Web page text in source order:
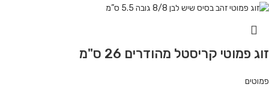
זוג פמוטי קריסטל מהודרים 26 ס"מ
פמוטים